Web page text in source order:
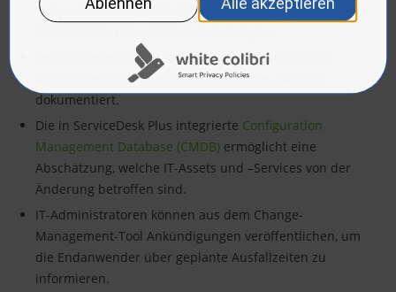
neben dem Change Advisory Board (CAB) zusätzlich ein
Bei der Bewertung, Priorisierung und Planung der
Änderungen wird die Rückmeldung des CAB mit
dokumentiert.
Die in ServiceDesk Plus integrierte Configuration
Management Database (CMDB) ermöglicht eine
Abschätzung, welche IT-Assets und –Services von der
Änderung betroffen sind.
IT-Administratoren können aus dem Change-
Management-Tool Ankündigungen veröffentlichen, um
die Endanwender über geplante Ausfallzeiten zu
informieren.